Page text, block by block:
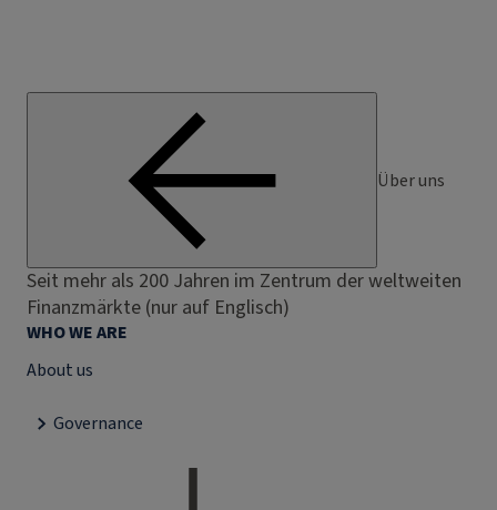
Über uns
Seit mehr als 200 Jahren im Zentrum der weltweiten
Finanzmärkte (nur auf Englisch)
WHO WE ARE
About us
Governance